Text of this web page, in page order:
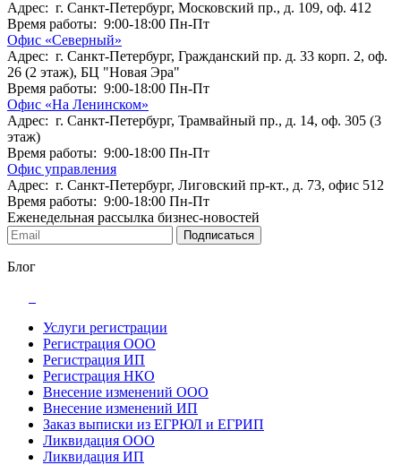
Адрес: г. Санкт-Петербург, Московский пр., д. 109, оф. 412
Время работы: 9:00-18:00 Пн-Пт
Офис «Северный»
Адрес: г. Санкт-Петербург, Гражданский пр. д. 33 корп. 2, оф.
26 (2 этаж), БЦ "Новая Эра"
Время работы: 9:00-18:00 Пн-Пт
Офис «На Ленинском»
Адрес: г. Санкт-Петербург, Трамвайный пр., д. 14, оф. 305 (3
этаж)
Время работы: 9:00-18:00 Пн-Пт
Офис управления
Адрес: г. Санкт-Петербург, Лиговский пр-кт., д. 73, офис 512
Время работы: 9:00-18:00 Пн-Пт
Еженедельная рассылка бизнес-новостей
Подписаться
Блог
Услуги регистрации
Регистрация ООО
Регистрация ИП
Регистрация НКО
Внесение изменений ООО
Внесение изменений ИП
Заказ выписки из ЕГРЮЛ и ЕГРИП
Ликвидация ООО
Ликвидация ИП